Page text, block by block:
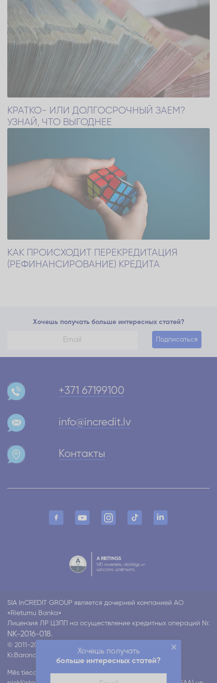
КРАТКО- ИЛИ ДОЛГОСРОЧНЫЙ ЗАЕМ?
УЗНАЙ, ЧТО ВЫГОДНЕЕ
КАК ПРОИСХОДИТ ПЕРЕКРЕДИТАЦИЯ
(РЕФИНАНСИРОВАНИЕ) КРЕДИТА
Хочешь получать
больше интересных статей?
Хочешь получать больше интересных статей?
Подписаться
+371 67199100
info@incredit.lv
Контакты
SIA InCREDIT GROUP является дочерней компанией АО
«Rietumu Banka»
Лицензия ЛР ЦЗПП на осуществление кредитных операций Nr.
NK-2016-018.
© 2011-2026 Incredit
Kr.Barona 130 k4, Rīga LV-1012
Все права защищены
Mēs tiecamies nodrošināt mūsu digitālo pakalpojumu